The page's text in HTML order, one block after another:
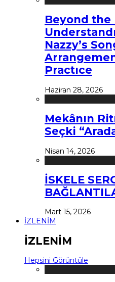
Beyond the
Nazzy’s
Practıce
Haziran 28, 2026
Mekânın
Seçki
Nisan 14, 2026
İSKELE
Mart 15, 2026
İZLENİM
İZLENİM
Hepsini Görüntüle